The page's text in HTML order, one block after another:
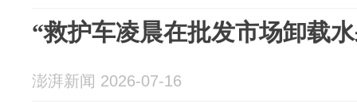
“救护车凌晨在批发市场卸载
澎湃新闻 2026-07-16